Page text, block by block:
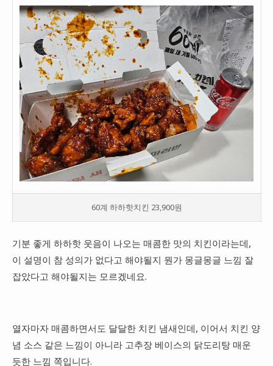
60계 하하핫치킨 23,900원
기분 좋게 하하핫 웃음이 나오는 매콤한 맛의 치킨이라는데,
이 설명이 참 성의가 없다고 해야될지 뭔가 몽글몽글 느낌 잘
잡았다고 해야될지는 모르겠네요.
열자마자 매콤하면서도 달달한 치킨 냄새인데, 이어서 치킨 양
념 소스 같은 느낌이 아니라 고추장 베이스의 닭도리탕 매운
듯한 느낌 쪽입니다.